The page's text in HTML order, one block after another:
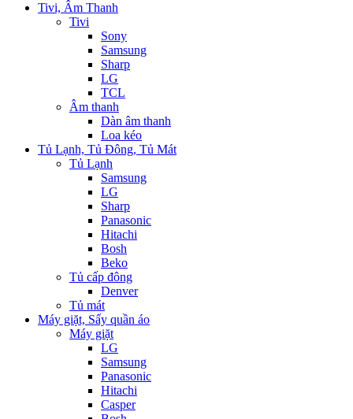
Tivi, Âm Thanh
Tivi
Sony
Samsung
Sharp
LG
TCL
Âm thanh
Dàn âm thanh
Loa kéo
Tủ Lạnh, Tủ Đông, Tủ Mát
Tủ Lạnh
Samsung
LG
Sharp
Panasonic
Hitachi
Bosh
Beko
Tủ cấp đông
Denver
Tủ mát
Máy giặt, Sấy quần áo
Máy giặt
LG
Samsung
Panasonic
Hitachi
Casper